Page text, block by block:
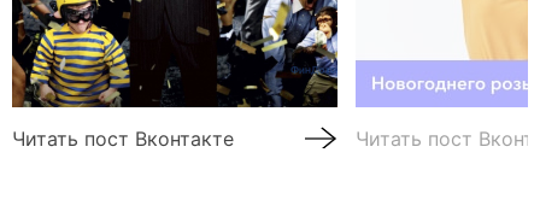
Читать пост Вконтакте Читать пост